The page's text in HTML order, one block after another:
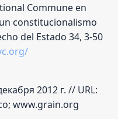
Commune en
constitucionalismo
del Estado 34, 3-50
2012 г. // URL:
www.grain.org